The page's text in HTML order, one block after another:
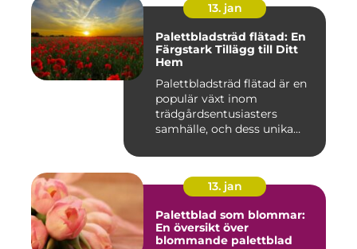
13. jan
Palettbladsträd flätad: En
Färgstark Tillägg till Ditt
Hem
Palettbladsträd flätad är en
populär växt inom
trädgårdsentusiasters
samhälle, och dess unika
13. jan
Palettblad som blommar:
En översikt över
blommande palettblad